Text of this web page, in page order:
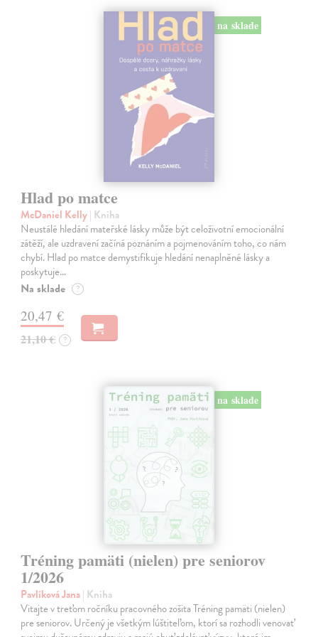
na sklade
Hlad po matce
McDaniel Kelly| Kniha
Neustálé hledání mateřské lásky může být celoživotní emocionální
zátěží, ale uzdravení začíná poznáním a pojmenováním toho, co nám
chybí. Hlad po matce demystifikuje hledání nenaplněné lásky a
poskytuje…
Na sklade ?
20,47 €
21,10 € ?
na sklade
Tréning pamäti (nielen) pre seniorov
1/2026
Pavlíková Jana| Kniha
Vitajte v treťom ročníku pracovného zošita Tréning pamäti (nielen)
pre seniorov. Určený je všetkým lúštiteľom, ktorí sa rozhodli venovať